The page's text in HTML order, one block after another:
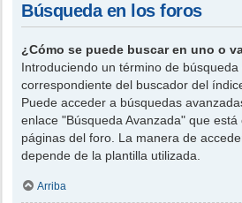
Búsqueda en los foros
¿Cómo se puede buscar en uno o
Introduciendo un término de
correspondiente del buscador del
Puede acceder a búsquedas
enlace "Búsqueda Avanzada" que
páginas del foro. La manera de
depende de la plantilla utilizada.
Arriba